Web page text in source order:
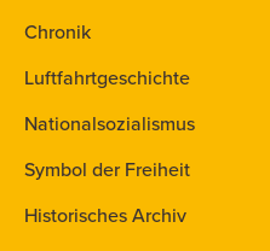
Chronik
Luftfahrtgeschichte
Nationalsozialismus
Symbol der Freiheit
Historisches Archiv